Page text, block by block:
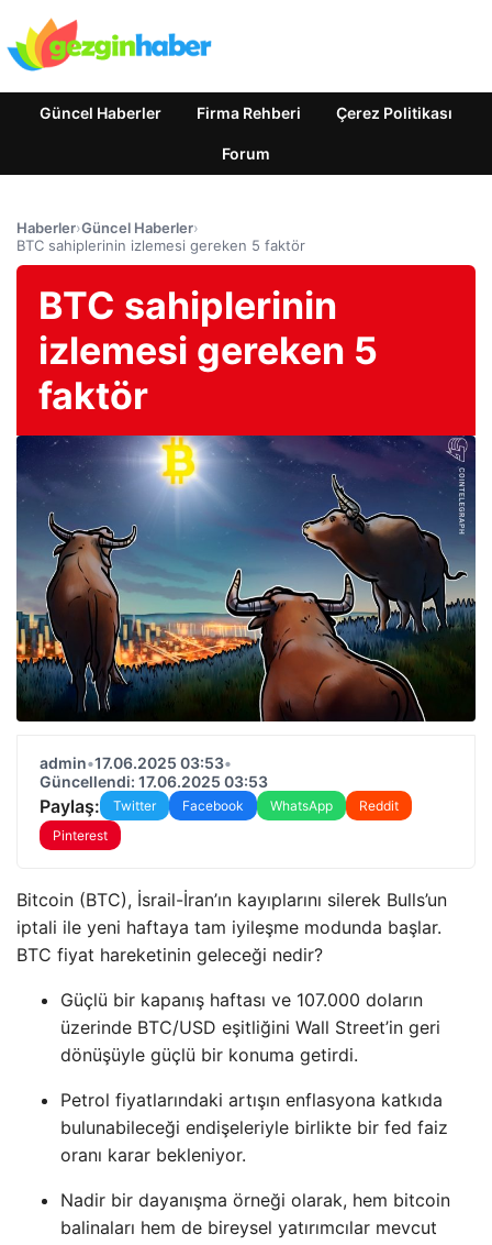
Güncel Haberler Firma Rehberi Çerez Politikası
Forum
Haberler›Güncel Haberler›
BTC sahiplerinin izlemesi gereken 5 faktör
BTC sahiplerinin
izlemesi gereken 5
faktör
admin•17.06.2025 03:53•
Güncellendi: 17.06.2025 03:53
Paylaş: Twitter Facebook WhatsApp
Reddit
Pinterest
Bitcoin (BTC), İsrail-İran’ın kayıplarını silerek Bulls’un
iptali ile yeni haftaya tam iyileşme modunda başlar.
BTC fiyat hareketinin geleceği nedir?
Güçlü bir kapanış haftası ve 107.000 doların
üzerinde BTC/USD eşitliğini Wall Street’in geri
dönüşüyle ​​güçlü bir konuma getirdi.
Petrol fiyatlarındaki artışın enflasyona katkıda
bulunabileceği endişeleriyle birlikte bir fed faiz
oranı karar bekleniyor.
Nadir bir dayanışma örneği olarak, hem bitcoin
balinaları hem de bireysel yatırımcılar mevcut